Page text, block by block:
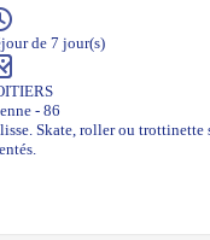
de 7 jour(s)
- 86
Skate, roller ou trottinette